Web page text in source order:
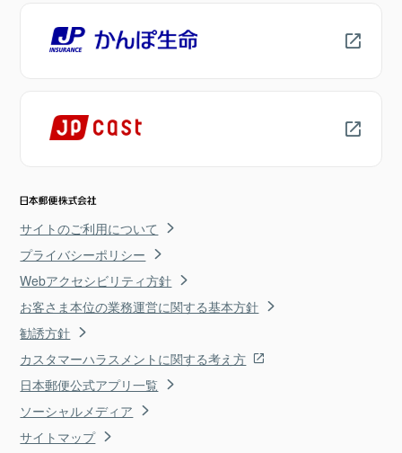
サイトのご利用について
プライバシーポリシー
Webアクセシビリティ方針
お客さま本位の業務運営に関する基本方針
勧誘方針
カスタマーハラスメントに関する考え方
日本郵便公式アプリ一覧
ソーシャルメディア
サイトマップ